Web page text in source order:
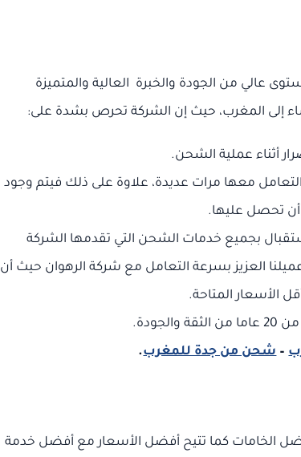
عالي من الجودة والخبرة العالية والمتميزة
إلى المغرب، حيث إن الشركة تحرص بشدة على:
أثناء عملية الشحن.
معها مرات عديدة، علاوة على ذلك فيتم وجود
تحصل عليها.
بجميع خدمات الشحن التي تقدمها الشركة
العزيز بسرعة التعامل مع شركة الرهوان حيث أن
الأسعار المتاحة.
–شحن من جدة للمغرب.
الخامات كما تتيح أفضل الأسعار مع أفضل خدمة